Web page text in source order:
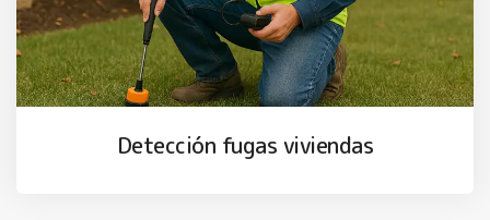
Detección fugas viviendas